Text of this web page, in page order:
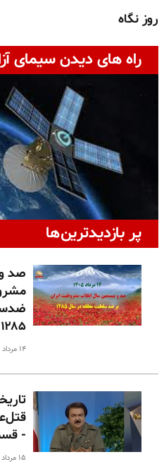
روز نگاه
راه های دیدن سیمای
پر بازدیدترین‌ها
صد
۱۲۸۵
۱۴ مرداد ۱۴۰۵
-
۱۵ مرداد ۱۴۰۵